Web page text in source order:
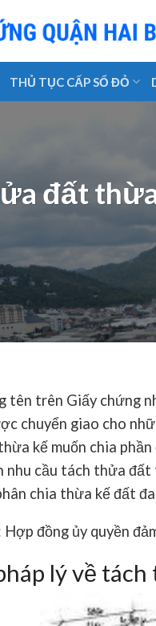
THỦ TỤC CẤP SỔ ĐỎ
đất
tên trên Giấy chứng
chuyển giao cho
kế muốn chia
nhu cầu tách thửa đất
chia thừa kế đất
Hợp đồng ủy quyền
lý về